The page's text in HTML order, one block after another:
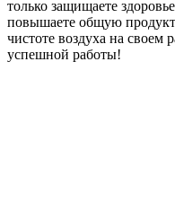
только защищаете
повышаете общую
чистоте воздуха на своем
успешной работы!